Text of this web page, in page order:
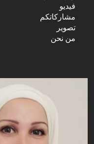
فيديو
مشاركاتكم
تصوير
من نحن